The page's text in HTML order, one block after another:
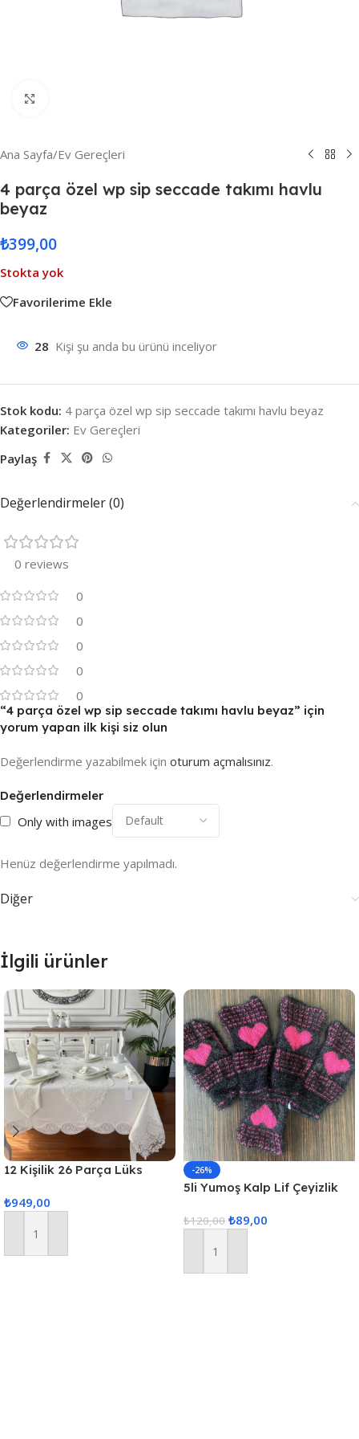
Ana Sayfa/Ev Gereçleri
4 parça özel wp sip seccade takımı havlu
beyaz
₺399,00
Stokta yok
Favorilerime Ekle
28 Kişi şu anda bu ürünü inceliyor
Stok kodu: 4 parça özel wp sip seccade takımı havlu beyaz
Kategoriler: Ev Gereçleri
Paylaş
Değerlendirmeler (0)
0 reviews
0
0
0
0
0
Değerlendirmeler
Only with images
Henüz değerlendirme yapılmadı.
“4 parça özel wp sip seccade takımı havlu beyaz” için
yorum yapan ilk kişi siz olun
Değerlendirme yazabilmek için oturum açmalısınız.
Diğer
İlgili ürünler
12 Kişilik 26 Parça Lüks
Masa Örtüsü Seti
₺949,00
Sepete Ekle
-26%
5li Yumoş Kalp Lif Çeyizlik
₺120,00 ₺89,00
Sepete Ekle